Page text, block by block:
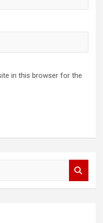
in this browser for the